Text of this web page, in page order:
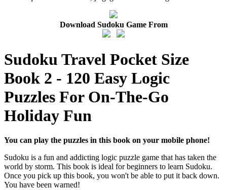
Download Sudoku Game From
Sudoku Travel Pocket Size
Book 2 - 120 Easy Logic
Puzzles For On-The-Go
Holiday Fun
You can play the puzzles in this book on your mobile phone!
Sudoku is a fun and addicting logic puzzle game that has taken the
world by storm. This book is ideal for beginners to learn Sudoku.
Once you pick up this book, you won't be able to put it back down.
You have been warned!